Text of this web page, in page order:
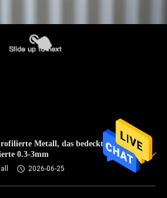
Metall, das bedeckt, Platte
0.3-3mm
2026-06-25